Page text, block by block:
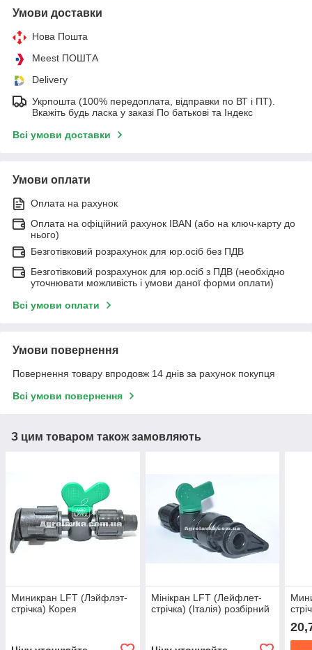
Умови доставки
Нова Пошта
Meest ПОШТА
Delivery
Укрпошта (100% передоплата, відправки по ВТ і ПТ).
Вкажіть будь ласка у заказі По батькові та Індекс
Всі умови доставки
Умови оплати
Оплата на рахунок
Оплата на офіційний рахунок IBAN (або на ключ-карту до
нього)
Безготівковий розрахунок для юр.осіб без ПДВ
Безготівковий розрахунок для юр.осіб з ПДВ (необхідно
уточнювати можливість і умови даної форми оплати)
Всі умови оплати
Умови повернення
Повернення товару впродовж 14 днів за рахунок покупця
Всі умови повернення
З цим товаром також замовляють
Миникран LFT (Лэйфлэт-
стрічка) Корея
Мінікран LFT (Лейфлет-
стрічка) (Італія) розбірний